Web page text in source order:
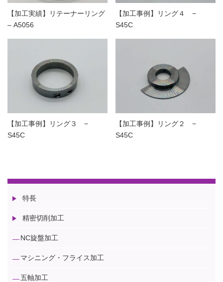
【加工実績】リテーナーリング
– A5056
【加工事例】リング４ −
S45C
【加工事例】リング３ −
S45C
【加工事例】リング２ −
S45C
特長
精密切削加工
NC旋盤加工
マシニング・フライス加工
五軸加工